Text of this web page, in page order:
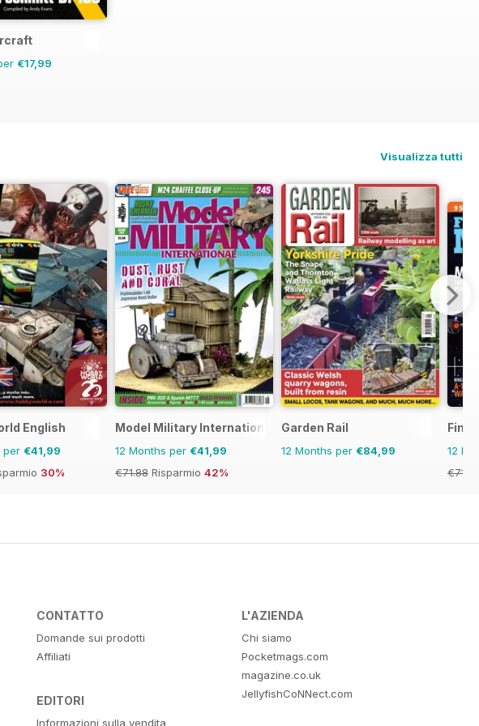
€17,99
Visualizza tutti
English
per €41,99
30%
Model Military International
12 Months per €41,99
€71.88 Risparmio 42%
Garden Rail
12 Months per €84,99
12
CONTATTO
Domande sui prodotti
Affiliati
EDITORI
Informazioni sulla vendita
L'AZIENDA
Chi siamo
Pocketmags.com
magazine.co.uk
JellyfishCoNNect.com